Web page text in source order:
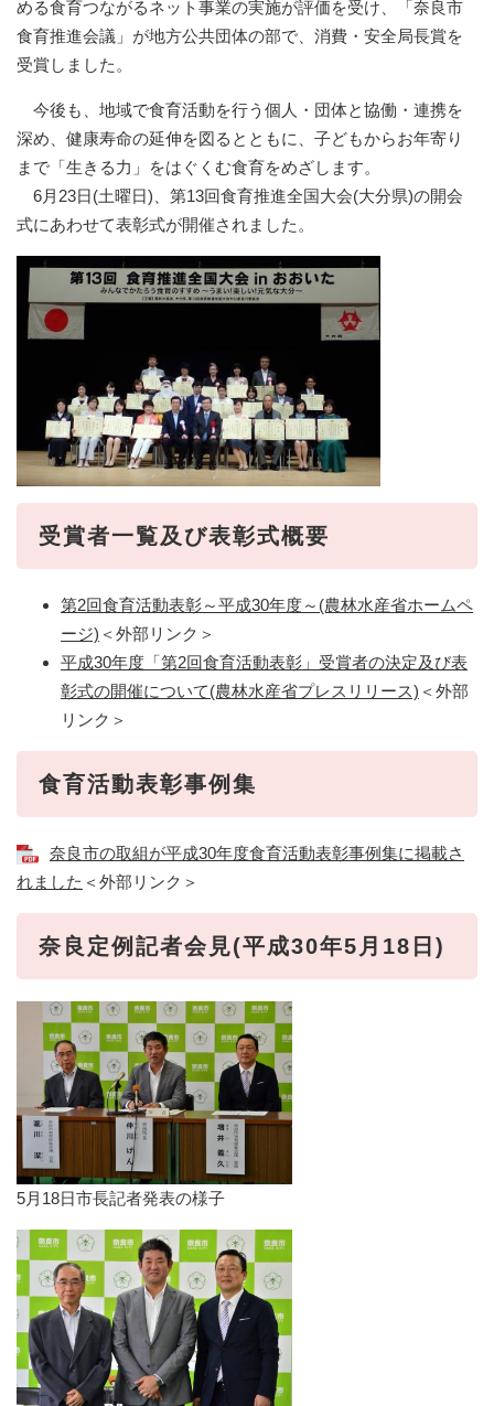
める食育つながるネット事業の実施が評価を受け、「奈良市
食育推進会議」が地方公共団体の部で、消費・安全局長賞を
受賞しました。
今後も、地域で食育活動を行う個人・団体と協働・連携を
深め、健康寿命の延伸を図るとともに、子どもからお年寄り
まで「生きる力」をはぐくむ食育をめざします。
6月23日(土曜日)、第13回食育推進全国大会(大分県)の開会
式にあわせて表彰式が開催されました。
受賞者一覧及び表彰式概要
第2回食育活動表彰～平成30年度～(農林水産省ホームペ
ージ) ＜外部リンク＞
平成30年度「第2回食育活動表彰」受賞者の決定及び表
彰式の開催について(農林水産省プレスリリース) ＜外部
リンク＞
食育活動表彰事例集
奈良市の取組が平成30年度食育活動表彰事例集に掲載さ
れました ＜外部リンク＞
奈良定例記者会見(平成30年5月18日)
5月18日市長記者発表の様子